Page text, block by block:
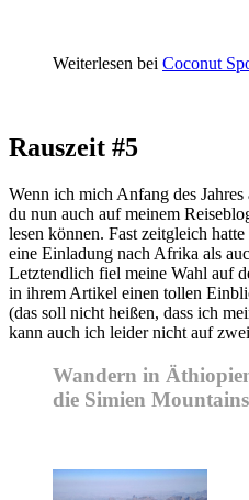
Weiterlesen bei Coconut
Rauszeit #5
Wenn ich mich Anfang des
du nun auch auf meinem
lesen können. Fast zeitgleich
eine Einladung nach Afrika als
Letztendlich fiel meine Wahl auf
in ihrem Artikel einen tollen
(das soll nicht heißen, dass ich
kann auch ich leider nicht auf
Wandern in
die Simien Mountains